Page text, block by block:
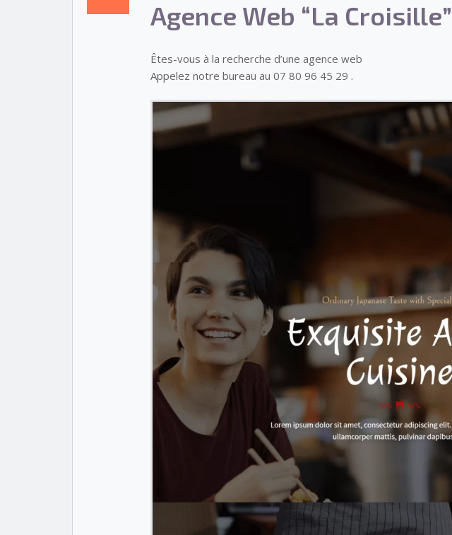
Agence Web “La Croisille”
Êtes-vous à la recherche d’une agence web
Appelez notre bureau au 07 80 96 45 29 .